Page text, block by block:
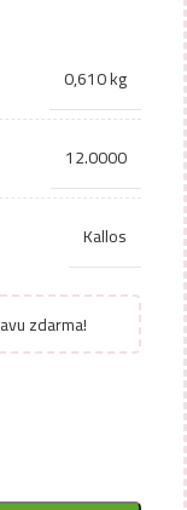
0,610 kg
12.0000
Kallos
zdarma!